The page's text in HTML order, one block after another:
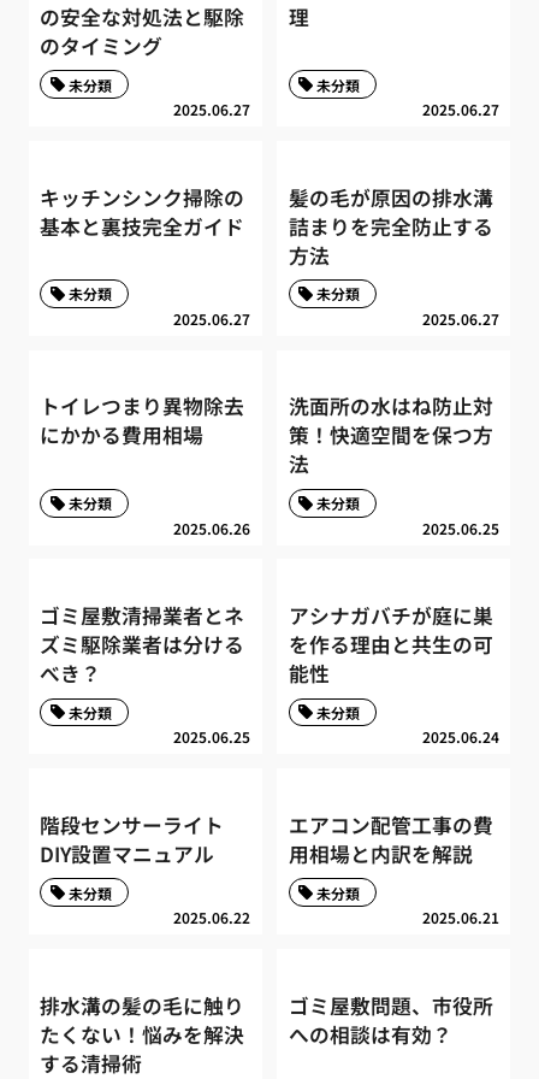
の安全な対処法と駆除
のタイミング
2025.06.27
未分類
理
2025.06.27
未分類
キッチンシンク掃除の
基本と裏技完全ガイド
2025.06.27
未分類
髪の毛が原因の排水溝
詰まりを完全防止する
方法
2025.06.27
未分類
トイレつまり異物除去
にかかる費用相場
2025.06.26
未分類
洗面所の水はね防止対
策！快適空間を保つ方
法
2025.06.25
未分類
ゴミ屋敷清掃業者とネ
ズミ駆除業者は分ける
べき？
2025.06.25
未分類
アシナガバチが庭に巣
を作る理由と共生の可
能性
2025.06.24
未分類
階段センサーライト
DIY設置マニュアル
2025.06.22
未分類
エアコン配管工事の費
用相場と内訳を解説
2025.06.21
未分類
排水溝の髪の毛に触り
たくない！悩みを解決
する清掃術
ゴミ屋敷問題、市役所
への相談は有効？